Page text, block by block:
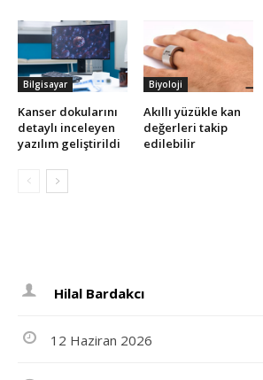
Bilgisayar
Kanser dokularını
detaylı inceleyen
yazılım geliştirildi
Biyoloji
Akıllı yüzükle kan
değerleri takip
edilebilir
Hilal Bardakcı
12 Haziran 2026